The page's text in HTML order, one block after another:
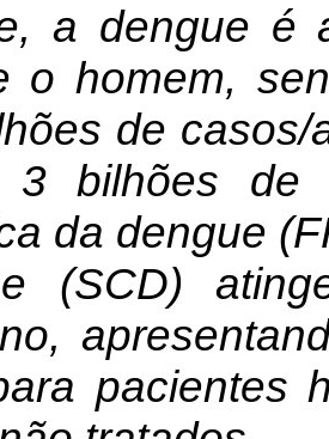
a dengue é
o homem,
de
bilhões de
da dengue
(SCD)
pacientes